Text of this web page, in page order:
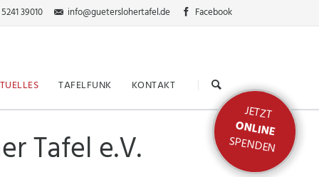
39010 info@gueterslohertafel.de Facebook
TAFELFUNK KONTAKT
JETZT
ONLINE
SPENDEN
Tafel e.V.